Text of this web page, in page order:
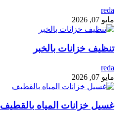
reda
مايو 07, 2026
تنظيف خزانات بالخبر
reda
مايو 07, 2026
غسيل خزانات المياه بالقطيف